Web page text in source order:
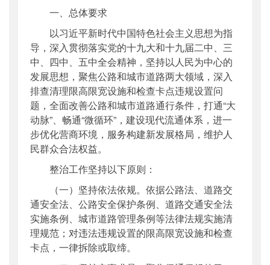
一、总体要求
以习近平新时代中国特色社会主义思想为指
导，深入贯彻落实党的十九大和十九届二中、三
中、四中、五中全会精神，坚持以人民为中心的
发展思想，聚焦公路和城市道路两大领域，深入
排查清理限高限宽设施和检查卡点违规设置问
题，全面改善公路和城市道路通行条件，打通“大
动脉”、畅通“微循环”，建设现代流通体系，进一
步优化营商环境，服务构建新发展格局，维护人
民群众合法权益。
整治工作坚持以下原则：
（一）坚持依法依规。依据公路法、道路交
通安全法、公路安全保护条例、道路交通安全法
实施条例、城市道路管理条例等法律法规实施清
理规范；对违法违规设置的限高限宽设施和检查
卡点，一律拆除或取缔。